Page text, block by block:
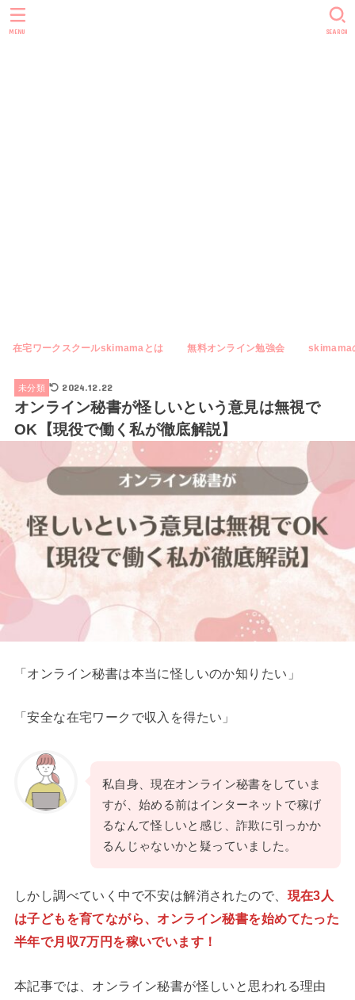
在宅ワークスクールskimamaとは 無料オンライン勉強会 skimama
SEARCH
MENU
未分類 2024.12.22
オンライン秘書が怪しいという意見は無視で
OK【現役で働く私が徹底解説】
「オンライン秘書は本当に怪しいのか知りたい」
「安全な在宅ワークで収入を得たい」
私自身、現在オンライン秘書をしていま
すが、始める前はインターネットで稼げ
るなんて怪しいと感じ、詐欺に引っかか
るんじゃないかと疑っていました。
しかし調べていく中で不安は解消されたので、 現在3人
は子どもを育てながら、オンライン秘書を始めてたった
半年で月収7万円を稼いでいます！
本記事では、オンライン秘書が怪しいと思われる理由